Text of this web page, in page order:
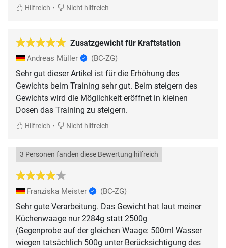
Hilfreich • Nicht hilfreich
Zusatzgewicht für Kraftstation
Andreas Müller (BC-ZG)
Sehr gut dieser Artikel ist für die Erhöhung des
Gewichts beim Training sehr gut. Beim steigern des
Gewichts wird die Möglichkeit eröffnet in kleinen
Dosen das Training zu steigern.
Hilfreich • Nicht hilfreich
3 Personen fanden diese Bewertung hilfreich
Franziska Meister (BC-ZG)
Sehr gute Verarbeitung. Das Gewicht hat laut meiner
Küchenwaage nur 2284g statt 2500g
(Gegenprobe auf der gleichen Waage: 500ml Wasser
wiegen tatsächlich 500g unter Berücksichtigung des